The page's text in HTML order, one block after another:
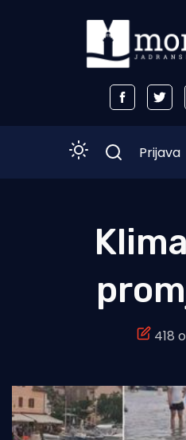
Morski plus
Turizam i nautika
Pomorstvo
Prijava
418